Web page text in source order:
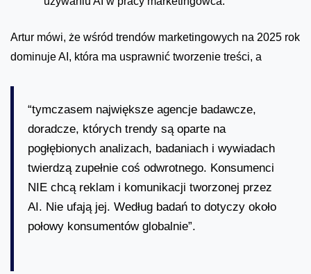
Artur mówi, że wśród trendów marketingowych na 2025 rok
dominuje AI, która ma usprawnić tworzenie treści, a
“tymczasem największe agencje badawcze,
doradcze, których trendy są oparte na
pogłębionych analizach, badaniach i wywiadach
twierdzą zupełnie coś odwrotnego. Konsumenci
NIE chcą reklam i komunikacji tworzonej przez
AI. Nie ufają jej. Według badań to dotyczy około
połowy konsumentów globalnie”.